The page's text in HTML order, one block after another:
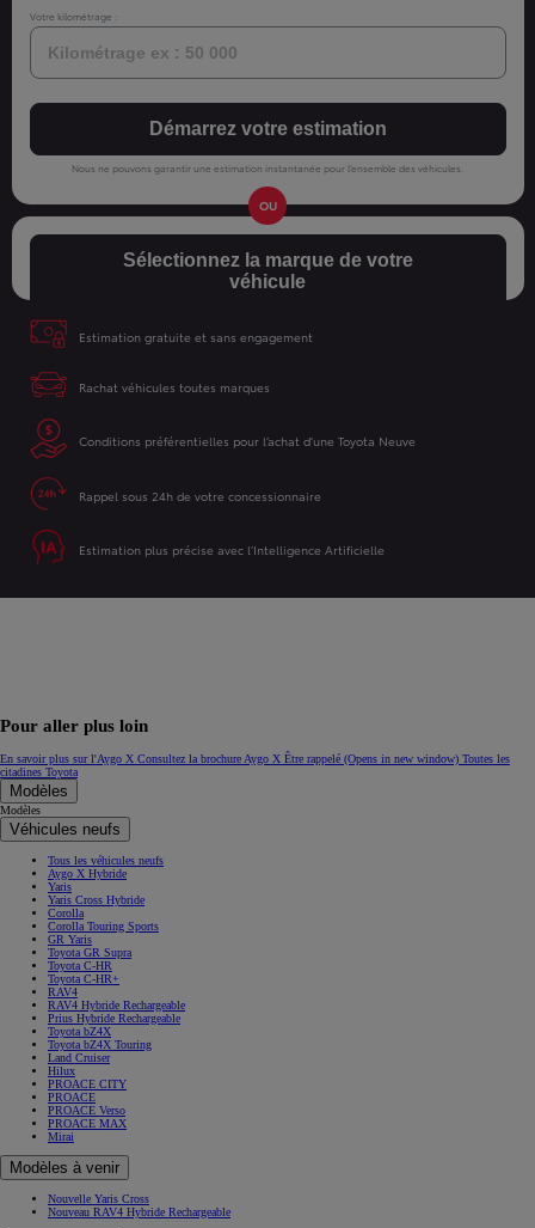
Votre kilométrage :
Démarrez votre estimation
Nous ne pouvons garantir une estimation instantanée pour l’ensemble des véhicules.
Sélectionnez la marque de votre
véhicule
Estimation gratuite et sans engagement
Rachat véhicules toutes marques
Conditions préférentielles pour l’achat d’une Toyota Neuve
Rappel sous 24h de votre concessionnaire
Estimation plus précise avec l’Intelligence Artificielle
Pour aller plus loin
En savoir plus sur l'Aygo X Consultez la brochure Aygo X Être rappelé (Opens in new window) Toutes les
citadines Toyota
Modèles
Modèles
Véhicules neufs
Tous les véhicules neufs
Aygo X Hybride
Yaris
Yaris Cross Hybride
Corolla
Corolla Touring Sports
GR Yaris
Toyota GR Supra
Toyota C-HR
Toyota C-HR+
RAV4
RAV4 Hybride Rechargeable
Prius Hybride Rechargeable
Toyota bZ4X
Toyota bZ4X Touring
Land Cruiser
Hilux
PROACE CITY
PROACE
PROACE Verso
PROACE MAX
Mirai
Modèles à venir
Nouvelle Yaris Cross
Nouveau RAV4 Hybride Rechargeable